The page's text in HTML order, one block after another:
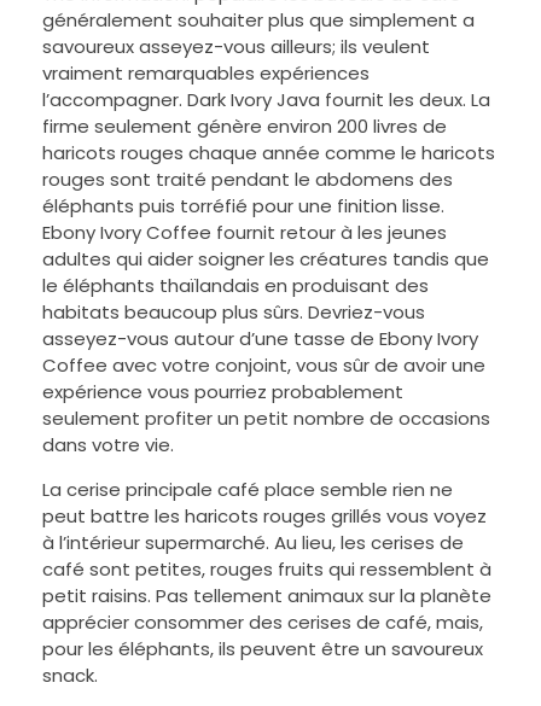
généralement souhaiter plus que simplement a
savoureux asseyez-vous ailleurs; ils veulent
vraiment remarquables expériences
l’accompagner. Dark Ivory Java fournit les deux. La
firme seulement génère environ 200 livres de
haricots rouges chaque année comme le haricots
rouges sont traité pendant le abdomens des
éléphants puis torréfié pour une finition lisse.
Ebony Ivory Coffee fournit retour à les jeunes
adultes qui aider soigner les créatures tandis que
le éléphants thaïlandais en produisant des
habitats beaucoup plus sûrs. Devriez-vous
asseyez-vous autour d’une tasse de Ebony Ivory
Coffee avec votre conjoint, vous sûr de avoir une
expérience vous pourriez probablement
seulement profiter un petit nombre de occasions
dans votre vie.
La cerise principale café place semble rien ne
peut battre les haricots rouges grillés vous voyez
à l’intérieur supermarché. Au lieu, les cerises de
café sont petites, rouges fruits qui ressemblent à
petit raisins. Pas tellement animaux sur la planète
apprécier consommer des cerises de café, mais,
pour les éléphants, ils peuvent être un savoureux
snack.